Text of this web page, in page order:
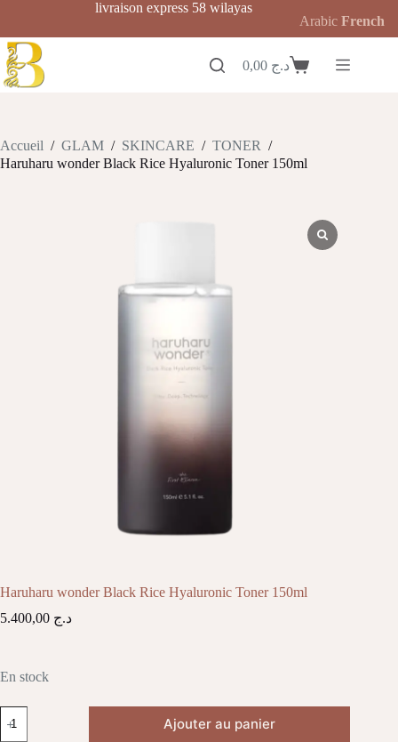
contenu
livraison express 58 wilayas
Panierد.ج
Accueil / GLAM / SKINCARE / TONER /
Haruharu wonder Black Rice Hyaluronic Toner 150ml
Haruharu wonder Black Rice Hyaluronic Toner 150ml
د.ج
En stock
de
Ajouter au panier
Arabic French